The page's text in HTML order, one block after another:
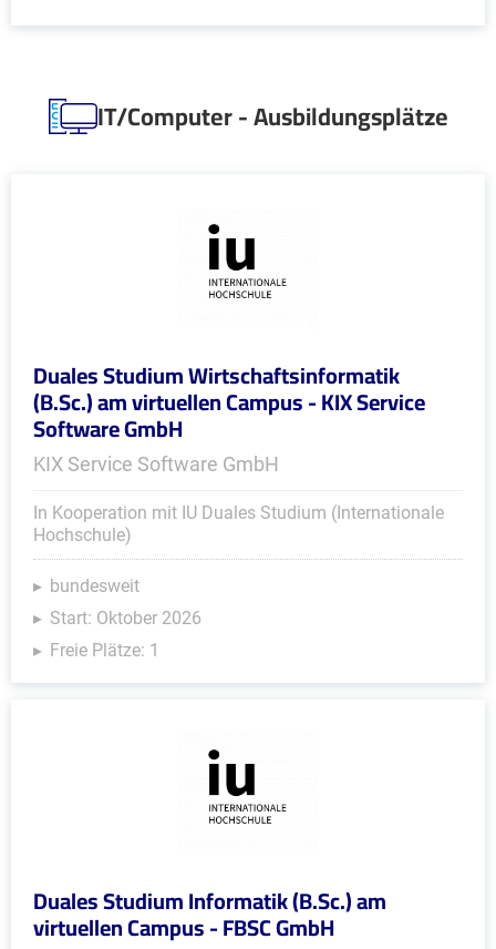
IT/Computer - Ausbildungsplätze
Duales Studium Wirtschaftsinformatik
(B.Sc.) am virtuellen Campus - KIX Service
Software GmbH
KIX Service Software GmbH
In Kooperation mit IU Duales Studium (Internationale
Hochschule)
bundesweit
Start: Oktober 2026
Freie Plätze: 1
Duales Studium Informatik (B.Sc.) am
virtuellen Campus - FBSC GmbH